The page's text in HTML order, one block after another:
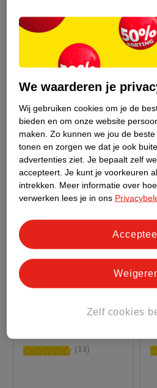
Anta Honey Lemon
275g
2.
39
33
We waarderen je
Wij gebruiken cookies om je de
bieden en om onze website
maken. Zo kunnen we jou de
tonen en zorgen we dat je ook
advertenties ziet. Je bepaalt zelf
accepteert. Je kunt je voorkeuren
intrekken.
Meer informatie over
verwerken lees je in ons
Zelf cookies